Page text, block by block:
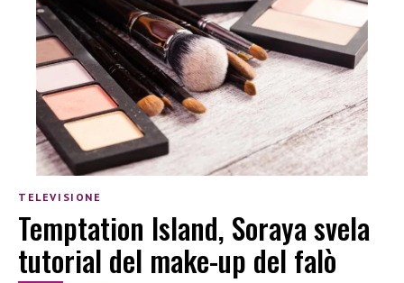
TELEVISIONE
Temptation Island, Soraya svela
tutorial del make-up del falò